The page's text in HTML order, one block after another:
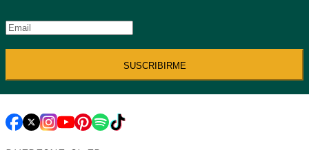
SUSCRIBIRME